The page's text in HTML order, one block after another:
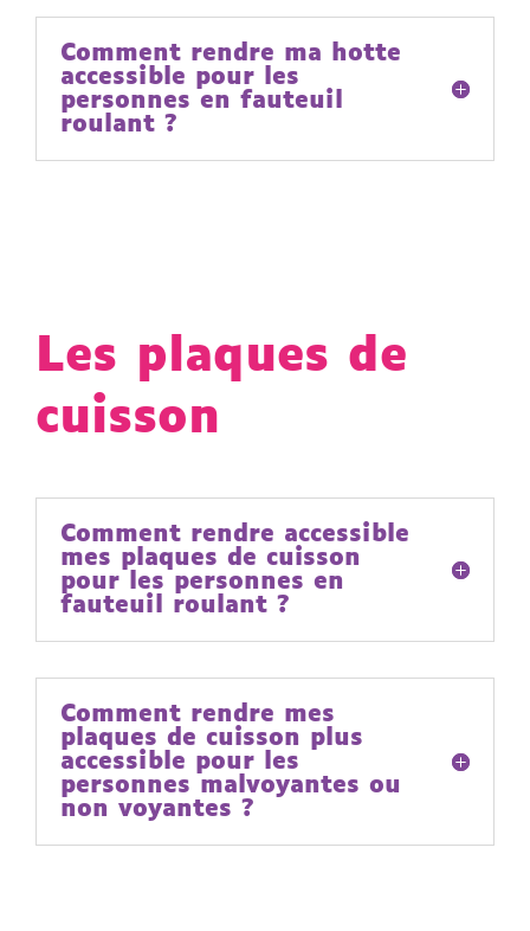
Comment rendre ma hotte
accessible pour les
personnes en fauteuil
roulant ?
Les plaques de
cuisson
Comment rendre accessible
mes plaques de cuisson
pour les personnes en
fauteuil roulant ?
Comment rendre mes
plaques de cuisson plus
accessible pour les
personnes malvoyantes ou
non voyantes ?